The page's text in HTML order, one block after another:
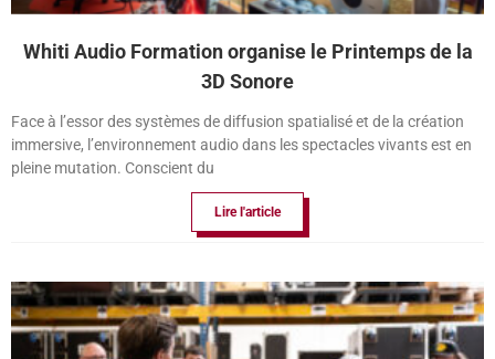
Whiti Audio Formation organise le Printemps de la
3D Sonore
Face à l’essor des systèmes de diffusion spatialisé et de la création
immersive, l’environnement audio dans les spectacles vivants est en
pleine mutation. Conscient du
Lire l'article